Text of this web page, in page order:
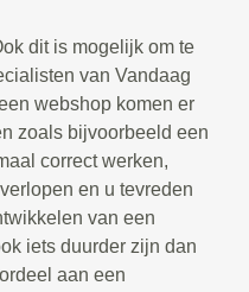
dit is mogelijk om te
van Vandaag
webshop komen er
zoals bijvoorbeeld een
correct werken,
en u tevreden
van een
iets duurder zijn dan
aan een